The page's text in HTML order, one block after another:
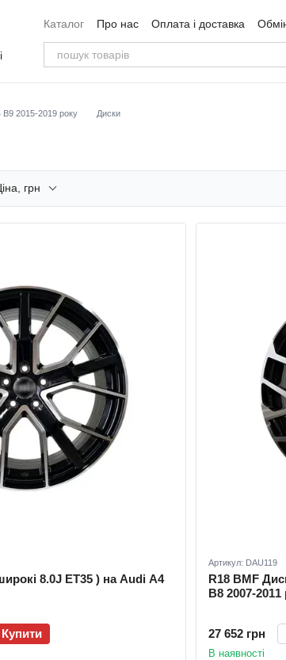
Каталог
Про нас Оплата і доставка
Угода користувача
Відгуки про магазин
B9 2015-2019 року Диски
грн
8.0J ET35 ) на Audi A4
Купити
Артикул: DAU119
R18 BMF
B8 2007-2011
27 652 грн
В наявності